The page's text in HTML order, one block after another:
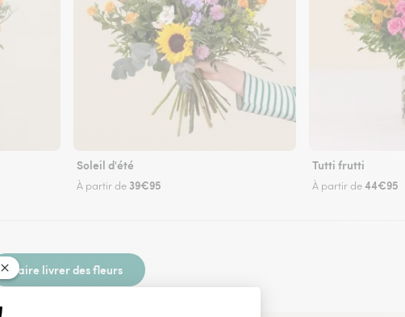
Soleil d'été
À partir de 39€95
Tutti frutti
À partir de44€95
Faire livrer des fleurs